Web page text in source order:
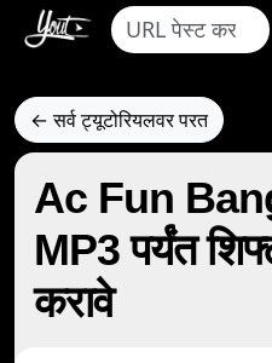
← सर्व ट्यूटोरियलवर परत
Ac Fun
MP3 पर्यंत
करावे